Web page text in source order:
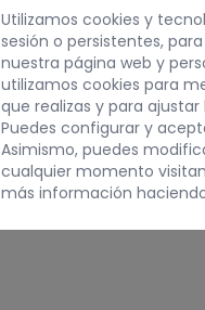
PESO
5,00 kg
Utilizamos cookies y
sesión o persistentes,
nuestra página web y
utilizamos cookies para
que realizas y para
Puedes configurar y
Asimismo, puedes
cualquier momento
más información